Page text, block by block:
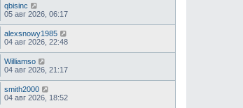
qbisinc
05 авг 2026, 06:17
alexsnowy1985
04 авг 2026, 22:48
Williamso
04 авг 2026, 21:17
smith2000
04 авг 2026, 18:52